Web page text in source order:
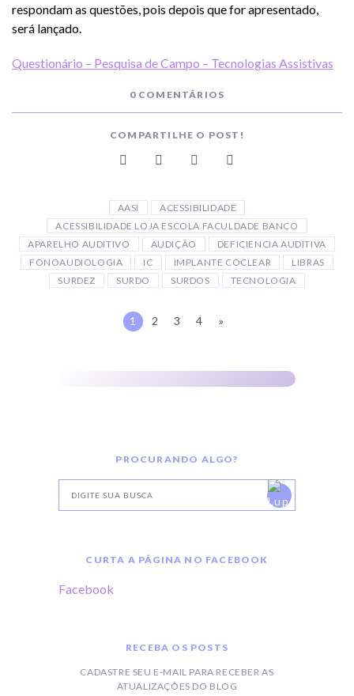
respondam as questões, pois depois que for apresentado,
será lançado.
Questionário – Pesquisa de Campo – Tecnologias Assistivas
0 COMENTÁRIOS
COMPARTILHE O POST!
AASI
ACESSIBILIDADE
ACESSIBILIDADE LOJA ESCOLA FACULDADE BANCO
APARELHO AUDITIVO
AUDIÇÃO
DEFICIENCIA AUDITIVA
FONOAUDIOLOGIA
IC IMPLANTE COCLEAR
LIBRAS
SURDEZ
SURDO SURDOS TECNOLOGIA
1 2 3 4 »
PROCURANDO ALGO?
CURTA A PÁGINA NO FACEBOOK
Facebook
RECEBA OS POSTS
CADASTRE SEU E-MAIL PARA RECEBER AS
ATUALIZAÇÕES DO BLOG